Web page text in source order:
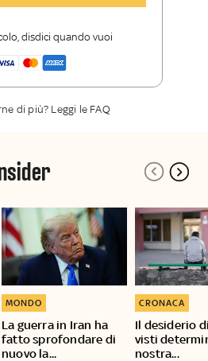
disdici quando vuoi
di più? Leggi le FAQ
La guerra in Iran ha
fatto sprofondare di
nuovo la...
MONDO
Il desiderio
visti
nostra...
CRONACA